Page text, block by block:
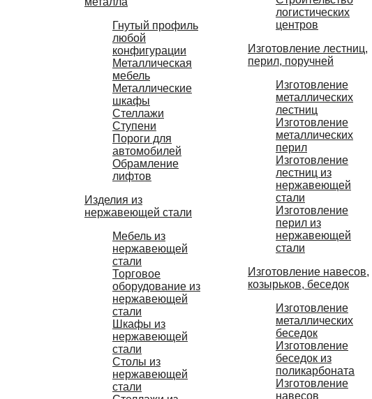
Гнутый профиль
любой
конфигурации
Металлическая
мебель
Металлические
шкафы
Стеллажи
Ступени
Пороги для
автомобилей
Обрамление
лифтов
Изделия из
нержавеющей стали
Мебель из
нержавеющей
стали
Торговое
оборудование из
нержавеющей
стали
Шкафы из
нержавеющей
стали
Столы из
нержавеющей
стали
логистических
центров
Изготовление лестниц,
перил, поручней
Изготовление
металлических
лестниц
Изготовление
металлических
перил
Изготовление
лестниц из
нержавеющей
стали
Изготовление
перил из
нержавеющей
стали
Изготовление навесов,
козырьков, беседок
Изготовление
металлических
беседок
Изготовление
беседок из
поликарбоната
Изготовление
навесов